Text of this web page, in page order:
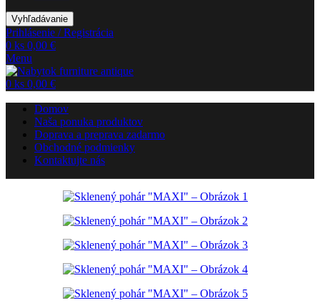
Vyhľadávanie
Prihlásenie / Registrácia
0 ks 0,00 €
Menu
0 ks 0,00 €
Domov
Naša ponuka produktov
Doprava a preprava zadarmo
Obchodné podmienky
Kontaktujte nás